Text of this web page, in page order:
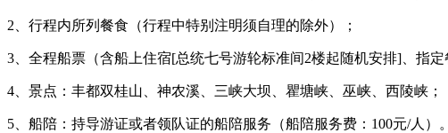
2、行程内所列餐食（行程中特别注明须自理的除外）；
3、全程船票（含船上住宿[总统七号游轮标准间2楼起随机安排]、指
4、景点：丰都双桂山、神农溪、三峡大坝、瞿塘峡、巫峡、西陵峡；
5、船陪：持导游证或者领队证的船陪服务（船陪服务费：100元/人）。